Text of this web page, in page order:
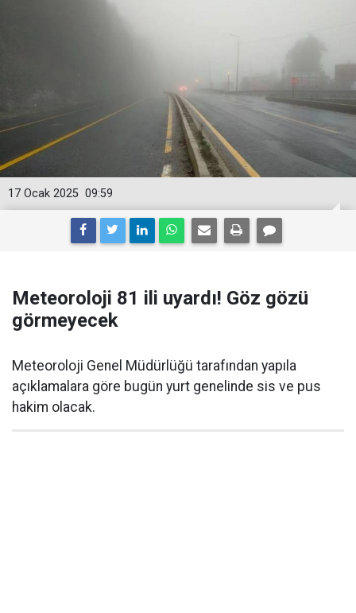
09:59
17 Ocak 2025
Meteoroloji 81 ili uyardı! Göz gözü
görmeyecek
Meteoroloji Genel Müdürlüğü tarafından yapıla
açıklamalara göre bugün yurt genelinde sis ve pus
hakim olacak.